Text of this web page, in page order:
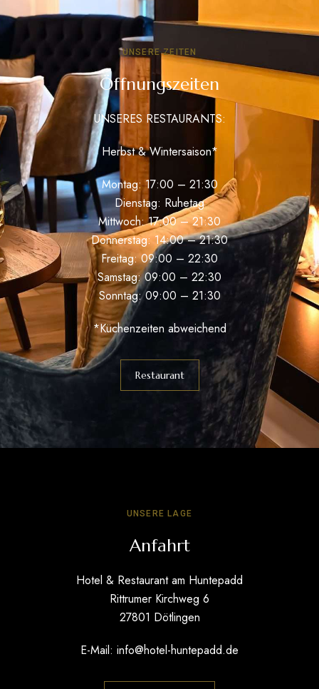
UNSERE ZEITEN
Öffnungszeiten
UNSERES RESTAURANTS:
Herbst & Wintersaison*
Montag: 17:00 – 21:30
Dienstag: Ruhetag
Mittwoch: 17:00 – 21:30
Donnerstag: 14:00 – 21:30
Freitag: 09:00 – 22:30
Samstag: 09:00 – 22:30
Sonntag: 09:00 – 21:30
*Küchenzeiten abweichend
Restaurant
UNSERE LAGE
Anfahrt
Hotel & Restaurant am Huntepadd
Rittrumer Kirchweg 6
27801 Dötlingen
E-Mail: info@hotel-huntepadd.de